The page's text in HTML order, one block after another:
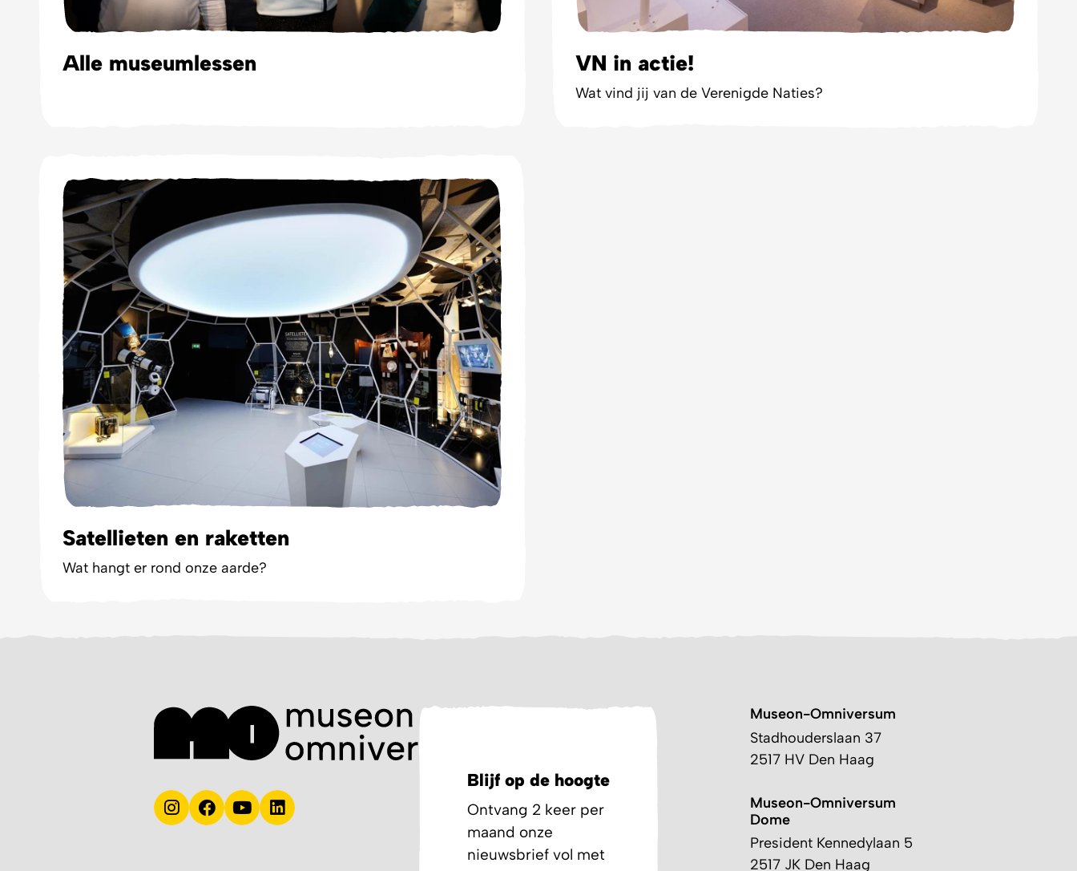
Alle museumlessen VN in actie!
Wat vind jij van de Verenigde Naties?
Satellieten en raketten
Wat hangt er rond onze aarde?
Blijf op de hoogte
Ontvang 2 keer per
maand onze
nieuwsbrief vol met
Museon-Omniversum
Stadhouderslaan 37
2517 HV Den Haag
Museon-Omniversum
Dome
President Kennedylaan 5
2517 JK Den Haag